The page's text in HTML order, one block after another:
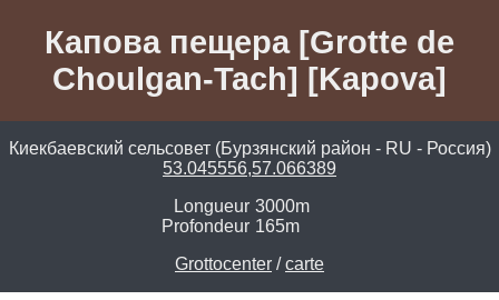
Капова пещера [Grotte de
Choulgan-Tach] [Kapova]
Киекбаевский сельсовет (Бурзянский район - RU - Россия)
53.045556,57.066389
Longueur 3000m
Profondeur 165m
Grottocenter /carte